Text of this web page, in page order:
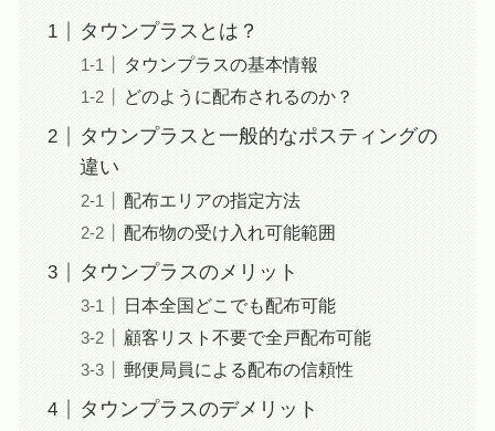
タウンプラスとは？
タウンプラスの基本情報
どのように配布されるのか？
タウンプラスと一般的なポスティングの
違い
配布エリアの指定方法
配布物の受け入れ可能範囲
タウンプラスのメリット
日本全国どこでも配布可能
顧客リスト不要で全戸配布可能
郵便局員による配布の信頼性
タウンプラスのデメリット